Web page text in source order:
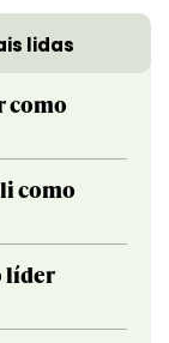
lidas
como
como
líder